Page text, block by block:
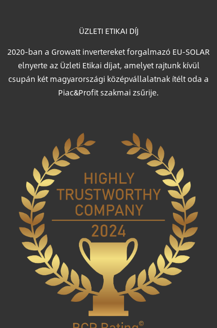
ÜZLETI ETIKAI DÍJ
2020-ban a Growatt invertereket forgalmazó EU-SOLAR
elnyerte az Üzleti Etikai díjat, amelyet rajtunk kívül
csupán két magyarországi középvállalatnak ítélt oda a
Piac&Profit szakmai zsűrije.